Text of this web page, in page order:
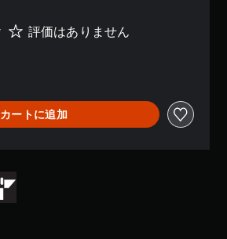
評価はありません
カートに追加